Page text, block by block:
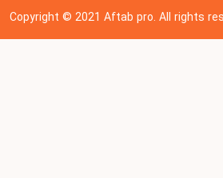
Copyright © 202 1Aftab pro. All rights